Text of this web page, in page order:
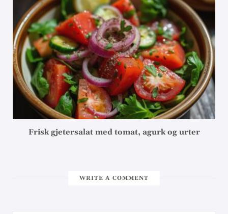
Frisk gjetersalat med tomat, agurk og urter
WRITE A COMMENT